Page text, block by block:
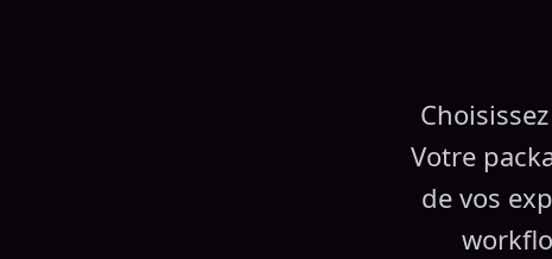
Votre
de vos